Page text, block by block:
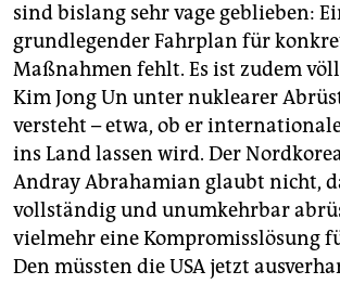
sind bislang sehr vage geblieben:
grundlegender Fahrplan für
Maßnahmen fehlt. Es ist zudem
Kim Jong Un unter nuklearer
versteht – etwa, ob er
ins Land lassen wird. Der
Andray Abrahamian glaubt nicht,
vollständig und unumkehrbar
vielmehr eine Kompromisslösung
Den müssten die USA jetzt